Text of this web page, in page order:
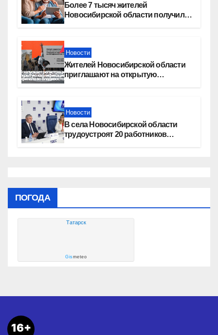
Более 7 тысяч жителей
Новосибирской области получили
Новости
Жителей Новосибирской области
приглашают на открытую
Новости
В села Новосибирской области
трудоустроят 20 работников
ПОГОДА
Татарск
Gismeteo
16+